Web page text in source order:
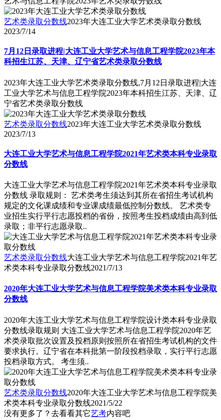
艺术类录取分数线2023年大连工业大学艺术类录取分数线
2023/7/14
7月12日录取进程|大连工业大学艺术与信息工程学院2023年本
科招生江苏、天津、辽宁省艺术类录取分数线
2023年大连工业大学艺术类录取分数线,7月12日录取进程|大连
工业大学艺术与信息工程学院2023年本科招生江苏、天津、辽
宁省艺术类录取分数线
艺术类录取分数线2023年大连工业大学艺术类录取分数线
2023/7/13
大连工业大学艺术与信息工程学院2021年艺术类本科专业录取
分数线
大连工业大学艺术与信息工程学院2021年艺术类本科专业录取
分数线 录取规则： 艺术类考生须达到其所在省招生考试机构
规定的文化课成绩和专业课成绩最低控制分数线。 艺术类专
业招生实行平行志愿投档的省份，按照考生投档成绩由高到低
录取；非平行志愿录取..
艺术类录取分数线大连工业大学艺术与信息工程学院2021年艺
术类本科专业录取分数线2021/7/13
2020年大连工业大学艺术与信息工程学院美术类本科专业录取
分数线
2020年大连工业大学艺术与信息工程学院设计类本科专业录取
分数线录取规则 大连工业大学艺术与信息工程学院2020年艺
术类录取批次设置及投档原则按照所在省招生考试机构的文件
要求执行。辽宁省在本科批第一阶段投档录取，实行平行志愿
投档录取方式。 考生须..
艺术类录取分数线2020年大连工业大学艺术与信息工程学院美
术类本科专业录取分数线2021/5/22
没有更多了？去看看其它艺考内容吧